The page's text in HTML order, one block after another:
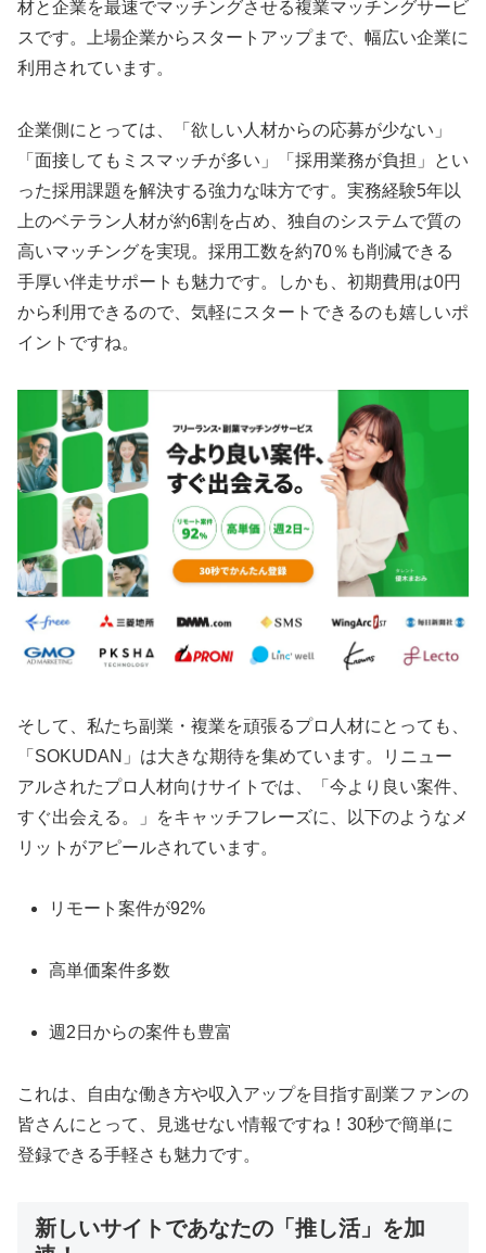
材と企業を最速でマッチングさせる複業マッチングサービ
スです。上場企業からスタートアップまで、幅広い企業に
利用されています。
企業側にとっては、「欲しい人材からの応募が少ない」
「面接してもミスマッチが多い」「採用業務が負担」とい
った採用課題を解決する強力な味方です。実務経験5年以
上のベテラン人材が約6割を占め、独自のシステムで質の
高いマッチングを実現。採用工数を約70％も削減できる
手厚い伴走サポートも魅力です。しかも、初期費用は0円
から利用できるので、気軽にスタートできるのも嬉しいポ
イントですね。
そして、私たち副業・複業を頑張るプロ人材にとっても、
「SOKUDAN」は大きな期待を集めています。リニュー
アルされたプロ人材向けサイトでは、「今より良い案件、
すぐ出会える。」をキャッチフレーズに、以下のようなメ
リットがアピールされています。
リモート案件が92%
高単価案件多数
週2日からの案件も豊富
これは、自由な働き方や収入アップを目指す副業ファンの
皆さんにとって、見逃せない情報ですね！30秒で簡単に
登録できる手軽さも魅力です。
新しいサイトであなたの「推し活」を加